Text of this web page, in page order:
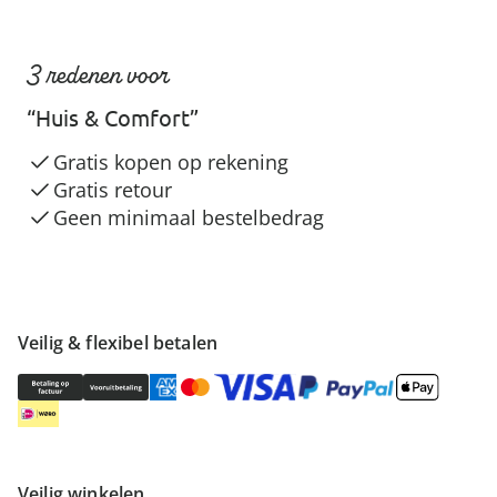
Veilig & flexibel betalen
3 redenen voor
“Huis & Comfort”
Gratis kopen op rekening
Gratis retour
Geen minimaal bestelbedrag